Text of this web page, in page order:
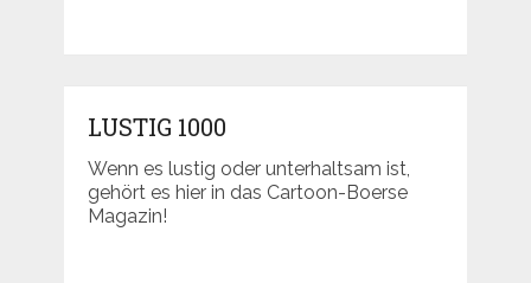
LUSTIG 1000
Wenn es lustig oder unterhaltsam ist,
gehört es hier in das Cartoon-Boerse
Magazin!